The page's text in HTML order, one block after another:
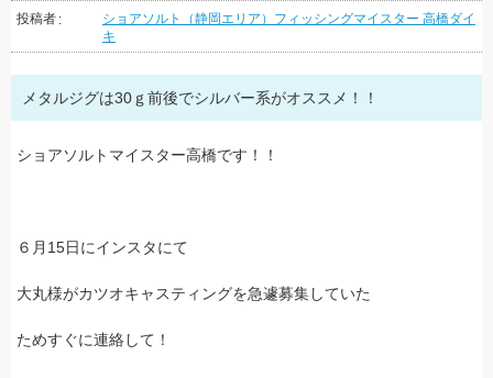
投稿者
ショアソルト（静岡エリア）フィッシングマイスター 高橋ダイ
キ
メタルジグは30ｇ前後でシルバー系がオススメ！！
ショアソルトマイスター高橋です！！
６月15日にインスタにて
大丸様がカツオキャスティングを急遽募集していた
ためすぐに連絡して！